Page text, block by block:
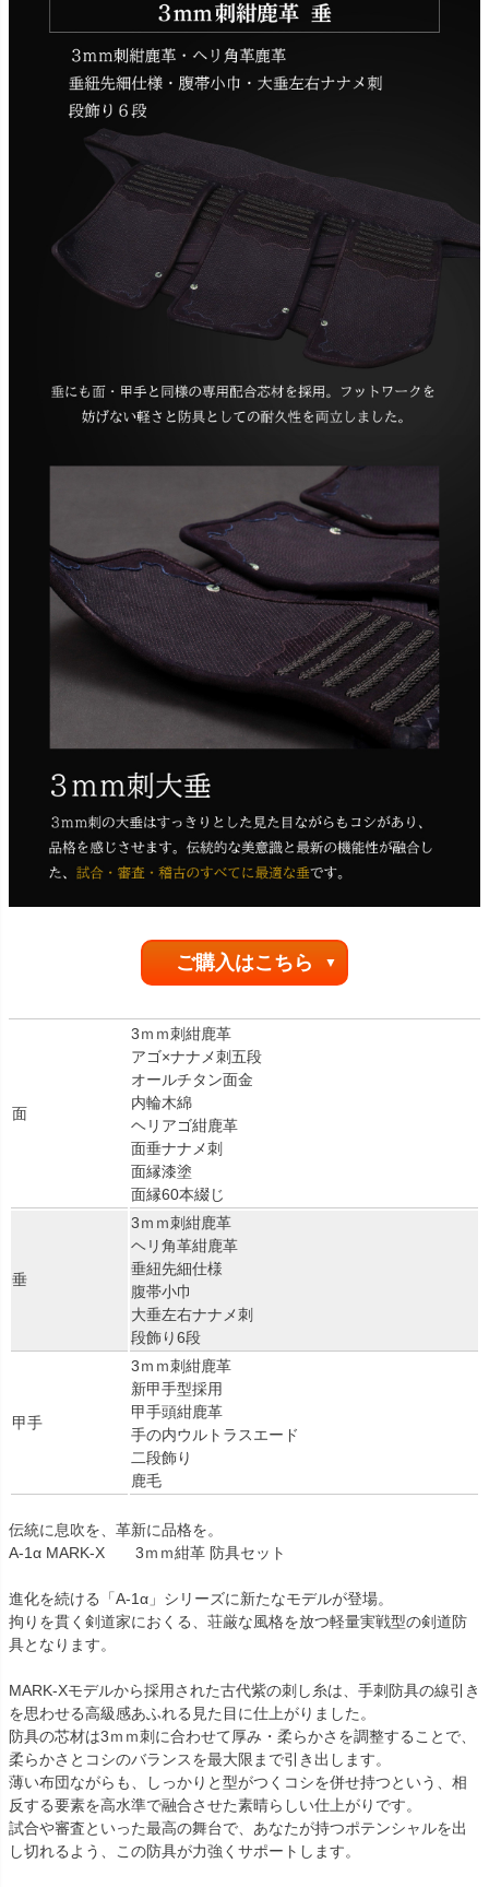
ご購入はこちら
面
3ｍｍ刺紺鹿革
アゴ×ナナメ刺五段
オールチタン面金
内輪木綿
ヘリアゴ紺鹿革
面垂ナナメ刺
面縁漆塗
面縁60本綴じ
垂
3ｍｍ刺紺鹿革
ヘリ角革紺鹿革
垂紐先細仕様
腹帯小巾
大垂左右ナナメ刺
段飾り6段
甲手
3ｍｍ刺紺鹿革
新甲手型採用
甲手頭紺鹿革
手の内ウルトラスエード
二段飾り
鹿毛
伝統に息吹を、革新に品格を。
A-1α MARK-X 3ｍｍ紺革 防具セット
進化を続ける「A-1α」シリーズに新たなモデルが登場。
拘りを貫く剣道家におくる、荘厳な風格を放つ軽量実戦型の剣道防
具となります。
MARK-Xモデルから採用された古代紫の刺し糸は、手刺防具の線引き
を思わせる高級感あふれる見た目に仕上がりました。
防具の芯材は3ｍｍ刺に合わせて厚み・柔らかさを調整することで、
柔らかさとコシのバランスを最大限まで引き出します。
薄い布団ながらも、しっかりと型がつくコシを併せ持つという、相
反する要素を高水準で融合させた素晴らしい仕上がりです。
試合や審査といった最高の舞台で、あなたが持つポテンシャルを出
し切れるよう、この防具が力強くサポートします。